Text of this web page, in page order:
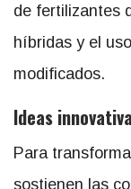
de fertilizantes
híbridas y el
modificados.
Ideas
Para
sostienen las